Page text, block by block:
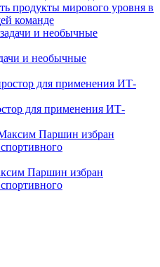
продукты мирового уровня в
команде
и необычные
для применения ИТ-
Паршин избран